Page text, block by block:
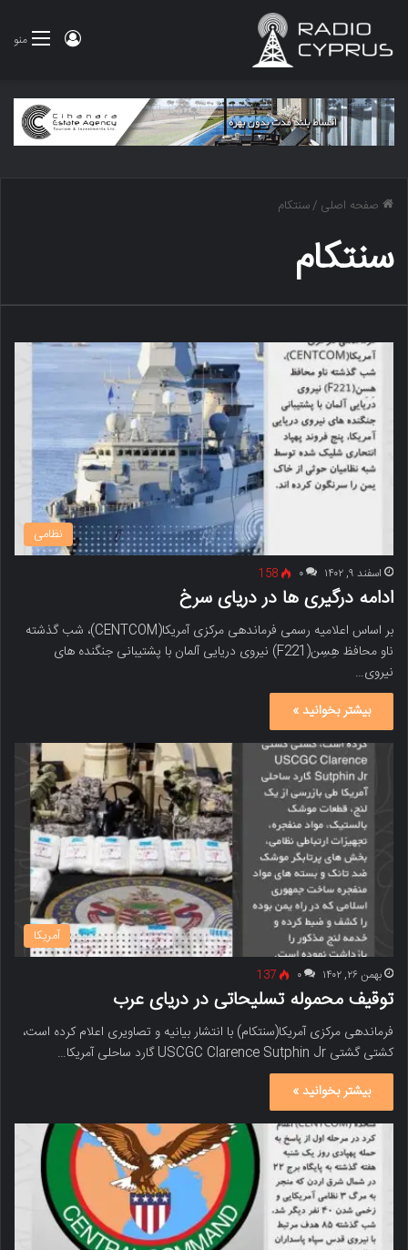
منو ورود
صفحه اصلی /سنتکام
سنتکام
نظامی
اسفند ۹, ۱۴۰۲ ۰ 158
ادامه درگیری ها در دریای سرخ
بر اساس اعلامیه رسمی فرماندهی مرکزی آمریکا(CENTCOM)، شب گذشته
ناو محافظ هِسِن(F221) نیروی دریایی آلمان با پشتیبانی جنگنده های
نیروی…
بیشتر بخوانید »
آمریکا
بهمن ۲۶, ۱۴۰۲ ۰ 137
توقیف محموله تسلیحاتی در دریای عرب
فرماندهی مرکزی آمریکا(سنتکام) با انتشار بیانیه و تصاویری اعلام کرده است،
کشتی گشتی USCGC Clarence Sutphin Jr گارد ساحلی آمریکا…
بیشتر بخوانید »